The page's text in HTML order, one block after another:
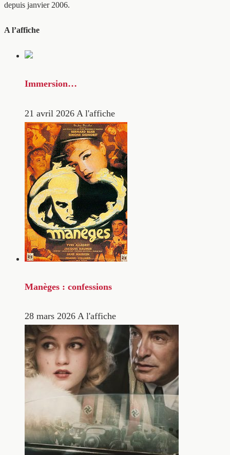
depuis janvier 2006.
A l’affiche
Immersion…
21 avril 2026 A l'affiche
Manèges : confessions
28 mars 2026 A l'affiche